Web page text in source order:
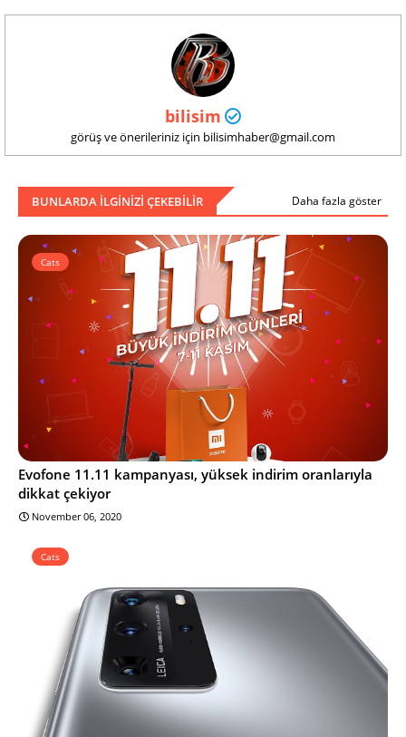
bilisim
görüş ve önerileriniz için bilisimhaber@gmail.com
BUNLARDA ILGINIZI ÇEKEBILIR Daha fazla göster
Cats
Evofone 11.11 kampanyası, yüksek indirim oranlarıyla
dikkat çekiyor
November 06, 2020
Cats